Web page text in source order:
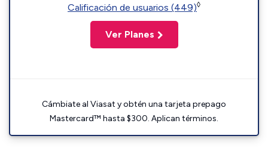
Calificación de usuarios (449)◊
Ver Planes
Cámbiate al Viasat y obtén una tarjeta prepago
Mastercard™ hasta $300. Aplican términos.